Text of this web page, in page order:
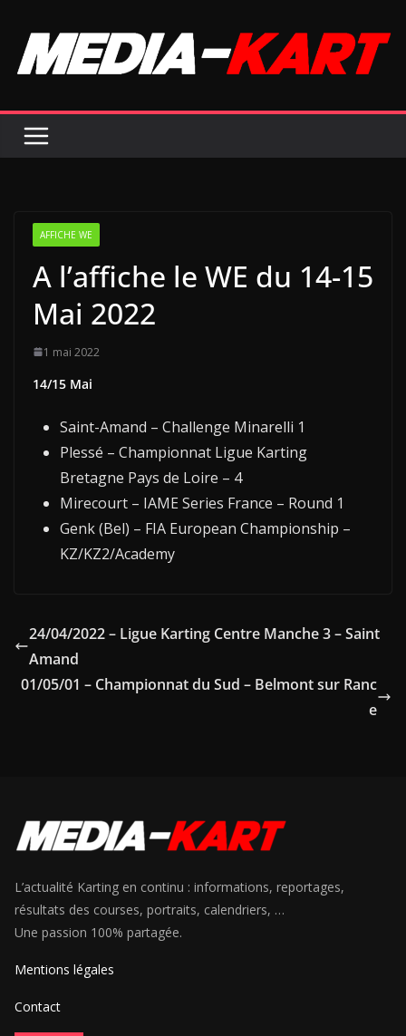
contenu
AFFICHE WE
A l’affiche le WE du 14-15
Mai 2022
1 mai 2022
14/15 Mai
Saint-Amand – Challenge Minarelli 1
Plessé – Championnat Ligue Karting
Bretagne Pays de Loire – 4
Mirecourt – IAME Series France – Round 1
Genk (Bel) – FIA European Championship –
KZ/KZ2/Academy
24/04/2022 – Ligue Karting Centre Manche 3 – Saint
Amand
01/05/01 – Championnat du Sud – Belmont sur Ranc
e
L’actualité Karting en continu : informations, reportages,
résultats des courses, portraits, calendriers, …
Une passion 100% partagée.
Mentions légales
Contact